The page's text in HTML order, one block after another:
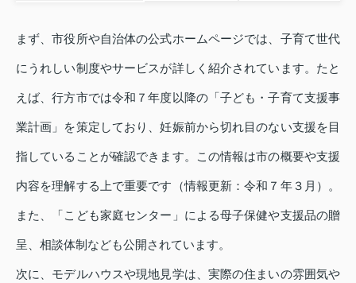
まず、市役所や自治体の公式ホームページでは、子育て世代
にうれしい制度やサービスが詳しく紹介されています。たと
えば、行方市では令和７年度以降の「子ども・子育て支援事
業計画」を策定しており、妊娠前から切れ目のない支援を目
指していることが確認できます。この情報は市の概要や支援
内容を理解する上で重要です（情報更新：令和７年３月）。
また、「こども家庭センター」による母子保健や支援品の贈
呈、相談体制なども公開されています。
次に、モデルハウスや現地見学は、実際の住まいの雰囲気や